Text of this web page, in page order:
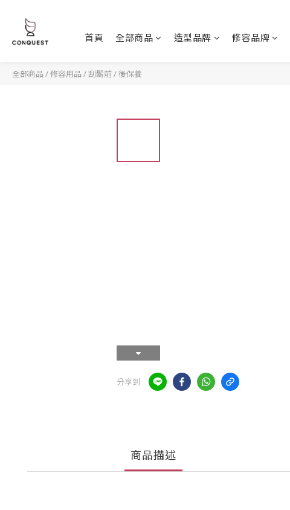
首頁 全部商品 造型品牌 修容品牌
全部商品 /修容用品 /刮鬍前 / 後保養
分享到
商品描述